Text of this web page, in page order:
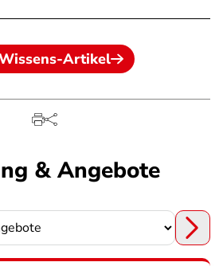
Artikel
& Angebote